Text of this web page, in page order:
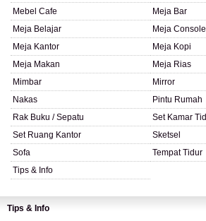
Mebel Cafe
Meja Bar
Meja Belajar
Meja Console
Meja Kantor
Meja Kopi
Meja Makan
Meja Rias
Mimbar
Mirror
Nakas
Pintu Rumah
Rak Buku / Sepatu
Set Kamar
Set Ruang Kantor
Sketsel
Sofa
Tempat Tidur
Tips & Info
Tips & Info